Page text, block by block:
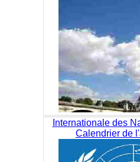
Internationale des
Calendrier de